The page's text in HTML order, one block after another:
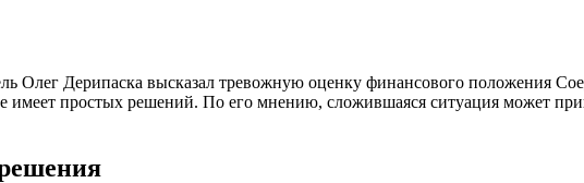
Олег Дерипаска высказал тревожную оценку финансового положения
имеет простых решений. По его мнению, сложившаяся ситуация может